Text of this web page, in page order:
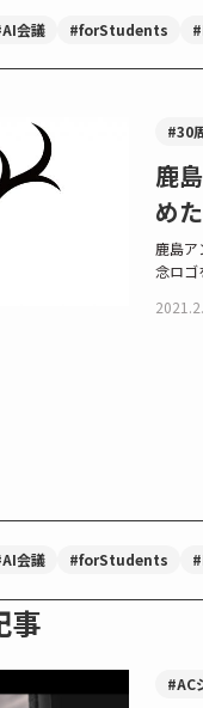
会議 #forStudents
#30
鹿
め
鹿島
念ロゴ
会議 #forStudents
事
#AC